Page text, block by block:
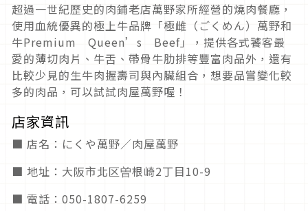
超過一世紀歷史的肉鋪老店萬野家所經營的燒肉餐廳，
使用血統優異的極上牛品牌「極雌（ごくめん）萬野和
牛Premium Queen’s Beef」，提供各式饕客最
愛的薄切肉片、牛舌、帶骨牛肋排等豐富肉品外，還有
比較少見的生牛肉握壽司與內臟組合，想要品嘗變化較
多的肉品，可以試試肉屋萬野喔！
店家資訊
■ 店名：にくや萬野／肉屋萬野
■ 地址：大阪市北区曽根崎2丁目10-9
■ 電話：050-1807-6259